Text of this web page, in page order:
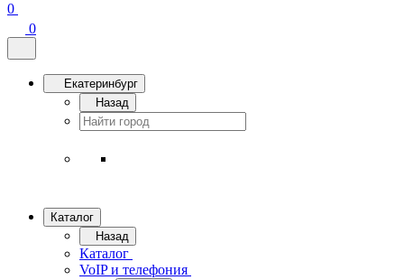
0
0
Екатеринбург
Назад
Каталог
Назад
Каталог
VoIP и телефония